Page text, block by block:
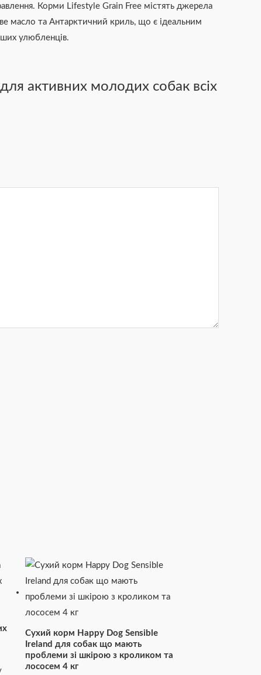
Корми Lifestyle Grain Free містять джерела
масло та Антарктичний криль, що є ідеальним
улюбленців.
активних молодих собак всіх
Сухий корм Happy Dog Sensible
Irеland для собак що мають
проблеми зі шкірою з кроликом та
лососем 4 кг